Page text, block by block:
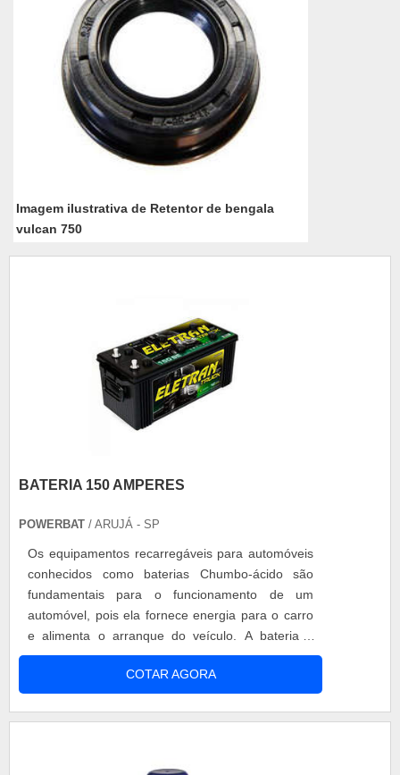
Imagem ilustrativa de Retentor de bengala
vulcan 750
BATERIA 150 AMPERES
POWERBAT / ARUJÁ - SP
Os equipamentos recarregáveis para automóveis
conhecidos como baterias Chumbo-ácido são
fundamentais para o funcionamento de um
automóvel, pois ela fornece energia para o carro
e alimenta o arranque do veículo. A bateria é
formada por 6 pilhas, trabalhando em série de 2 V
cada uma, tendo força total do aparelho de 12 V.
Sua aparência contém óxido de chumbo, sendo
COTAR AGORA